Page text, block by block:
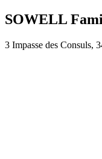
SOWELL
3 Impasse des Consuls,